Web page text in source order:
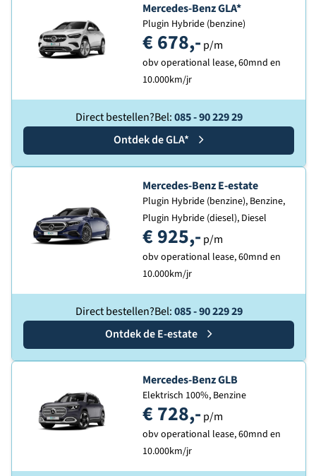
Ontdek de
Mercedes-Benz GLA*
Plugin Hybride (benzine)
€ 678,- p/m
obv operational lease, 60mnd en
10.000km/jr
Direct bestellen?Bel:085 - 90 229 29
Ontdek deMercedes-Benz
GLA*
Ontdek de
Mercedes-Benz E-estate
Plugin Hybride (benzine), Benzine,
Plugin Hybride (diesel), Diesel
€ 925,- p/m
obv operational lease, 60mnd en
10.000km/jr
Direct bestellen?Bel:085 - 90 229 29
Ontdek deMercedes-Benz
E-estate
Ontdek de
Mercedes-Benz GLB
Elektrisch 100%, Benzine
€ 728,- p/m
obv operational lease, 60mnd en
10.000km/jr